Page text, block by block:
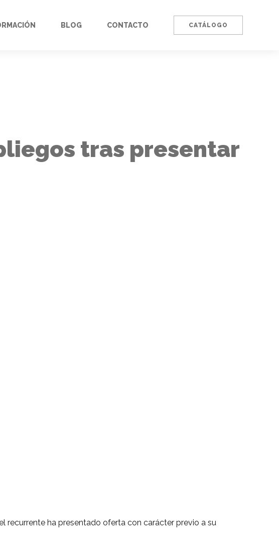
CATÁLOGO
BLOG CONTACTO
tras presentar
recurrente ha presentado oferta con carácter previo a su